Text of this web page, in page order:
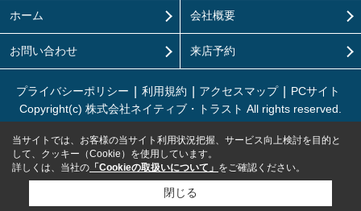
ホーム 会社概要
お問い合わせ 来店予約
プライバシーポリシー 利用規約 アクセスマップ
PCサイト
Copyright(c) 株式会社ネイティブ・トラスト All rights reserved.
当サイトでは、お客様の当サイト利用状況把握、サービス向上検討を目的と
して、クッキー（Cookie）を使用しています。
詳しくは、当社の 「Cookieの取扱いについて」 をご確認ください。
閉じる